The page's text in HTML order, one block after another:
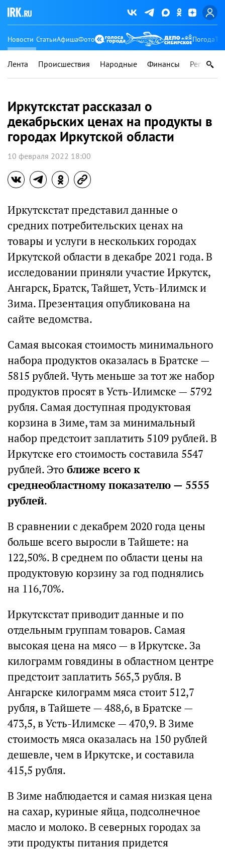
Новости СтатьиАфишаФото Погода
Лента Происшествия Народные Финансы Регионы
Иркутскстат рассказал о
декабрьских ценах на продукты в
городах Иркутской области
10 февраля 2022 18:00
Иркутскстат представил данные о
средних потребительских ценах на
товары и услуги в нескольких городах
Иркутской области в декабре 2021 года. В
исследовании приняли участие Иркутск,
Ангарск, Братск, Тайшет, Усть-Илимск и
Зима. Презентация опубликована на
сайте ведомства.
Самая высокая стоимость минимального
набора продуктов оказалась в Братске —
5815 рублей. Чуть меньше за тот же набор
продуктов просят в Усть-Илимске — 5792
рубля. Самая доступная продуктовая
корзина в Зиме, там за минимальный
набор предстоит заплатить 5109 рублей. В
Иркутске его стоимость составила 5547
рублей. Это ближе всего к
среднеобластному показателю — 5555
рублей.
В сравнении с декабрем 2020 года цены
больше всего выросли в Тайшете: на
122,50%. В среднем по области цены на
продуктовую корзину за год поднялись
на 116,70%.
Иркутскстат приводит данные и по
отдельным группам товаров. Самая
высокая цена на мясо — в Иркутске. За
килограмм говядины в областном центре
предстоит заплатить 565,3 рубля. В
Ангарске килограмм мяса стоит 512,7
рубля, в Тайшете — 488,6, в Братске —
473,5, в Усть-Илимске — 470,9. В Зиме
стоимость мяса оказалась на 150 рублей
дешевле, чем в Иркутске, и составила
415,5 рубля.
В Зиме наблюдается и самая низкая цена
на сахар, куриные яйца, подсолнечное
масло и молоко. В северных городах за
эти продукты питания придется